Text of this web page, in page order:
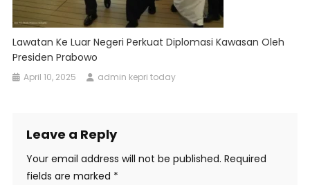
Lawatan Ke Luar Negeri Perkuat Diplomasi Kawasan Oleh
Presiden Prabowo
April 10, 2025 admin kepri today
Leave a Reply
Your email address will not be published. Required
fields are marked *